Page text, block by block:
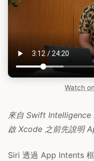
Watch
來自 Swift Intelligence
啟 Xcode 之前先說明
Siri 透過 App Intents